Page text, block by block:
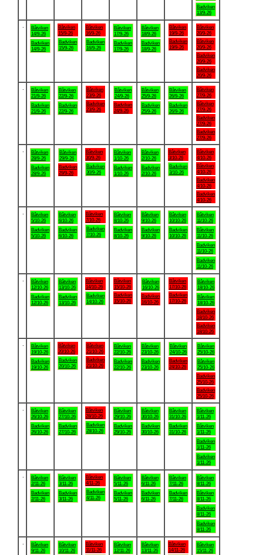
Badviken
13/9-26
Båtviken
14/9-26
Badviken
14/9-26
Båtviken
15/9-26
Badviken
15/9-26
Båtviken
16/9-26
Badviken
16/9-26
Båtviken
17/9-26
Badviken
17/9-26
Båtviken
18/9-26
Badviken
18/9-26
Båtviken
19/9-26
Badviken
19/9-26
Båtviken
20/9-26
Båtviken
20/9-26
Badviken
20/9-26
Badviken
20/9-26
Båtviken
21/9-26
Badviken
21/9-26
Båtviken
22/9-26
Badviken
22/9-26
Båtviken
23/9-26
Badviken
23/9-26
Båtviken
24/9-26
Badviken
24/9-26
Båtviken
25/9-26
Badviken
25/9-26
Båtviken
26/9-26
Badviken
26/9-26
Båtviken
27/9-26
Båtviken
27/9-26
Badviken
27/9-26
Badviken
27/9-26
Båtviken
28/9-26
Badviken
28/9-26
Båtviken
29/9-26
Badviken
29/9-26
Båtviken
30/9-26
Badviken
30/9-26
Båtviken
1/10-26
Badviken
1/10-26
Båtviken
2/10-26
Badviken
2/10-26
Båtviken
3/10-26
Badviken
3/10-26
Båtviken
4/10-26
Båtviken
4/10-26
Badviken
4/10-26
Badviken
4/10-26
Båtviken
5/10-26
Badviken
5/10-26
Båtviken
6/10-26
Badviken
6/10-26
Båtviken
7/10-26
Badviken
7/10-26
Båtviken
8/10-26
Badviken
8/10-26
Båtviken
9/10-26
Badviken
9/10-26
Båtviken
10/10-26
Badviken
10/10-26
Båtviken
11/10-26
Båtviken
11/10-26
Badviken
11/10-26
Badviken
11/10-26
Båtviken
12/10-26
Badviken
12/10-26
Båtviken
13/10-26
Badviken
13/10-26
Båtviken
14/10-26
Badviken
14/10-26
Båtviken
15/10-26
Badviken
15/10-26
Båtviken
16/10-26
Badviken
16/10-26
Båtviken
17/10-26
Badviken
17/10-26
Båtviken
18/10-26
Båtviken
18/10-26
Badviken
18/10-26
Badviken
18/10-26
Båtviken
19/10-26
Badviken
19/10-26
Båtviken
20/10-26
Badviken
20/10-26
Båtviken
21/10-26
Badviken
21/10-26
Båtviken
22/10-26
Badviken
22/10-26
Båtviken
23/10-26
Badviken
23/10-26
Båtviken
24/10-26
Badviken
24/10-26
Båtviken
25/10-26
Båtviken
25/10-26
Badviken
25/10-26
Badviken
25/10-26
Båtviken
26/10-26
Badviken
26/10-26
Båtviken
27/10-26
Badviken
27/10-26
Båtviken
28/10-26
Badviken
28/10-26
Båtviken
29/10-26
Badviken
29/10-26
Båtviken
30/10-26
Badviken
30/10-26
Båtviken
31/10-26
Badviken
31/10-26
Båtviken
1/11-26
Båtviken
1/11-26
Badviken
1/11-26
Badviken
1/11-26
Båtviken
2/11-26
Badviken
2/11-26
Båtviken
3/11-26
Badviken
3/11-26
Båtviken
4/11-26
Badviken
4/11-26
Båtviken
5/11-26
Badviken
5/11-26
Båtviken
6/11-26
Badviken
6/11-26
Båtviken
7/11-26
Badviken
7/11-26
Båtviken
8/11-26
Båtviken
8/11-26
Badviken
8/11-26
Badviken
8/11-26
Båtviken
9/11-26
Båtviken
10/11-26
Båtviken
11/11-26
Båtviken
12/11-26
Båtviken
13/11-26
Båtviken
14/11-26
Båtviken
15/11-26